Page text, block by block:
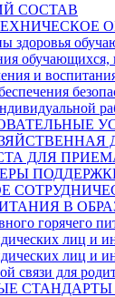
СОСТАВ
здоровья
обучающихся,
и
ДЛЯ
В
горячего
лиц и
лиц и
связи для